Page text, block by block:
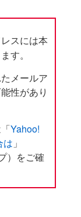
スには本
す。
メールア
性があり
Yahoo!
は 」
）をご確